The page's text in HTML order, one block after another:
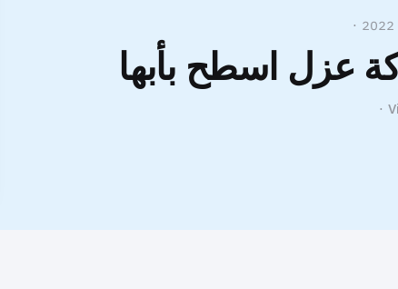
عزل اسطح بأبها